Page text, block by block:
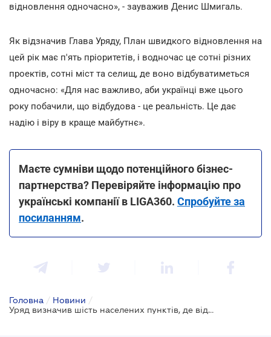
відновлення одночасно», - зауважив Денис Шмигаль.
Як відзначив Глава Уряду, План швидкого відновлення на
цей рік має п'ять пріоритетів, і водночас це сотні різних
проектів, сотні міст та селищ, де воно відбуватиметься
одночасно: «Для нас важливо, аби українці вже цього
року побачили, що відбудова - це реальність. Це дає
надію і віру в краще майбутнє».
Маєте сумніви щодо потенційного бізнес-
партнерства? Перевіряйте інформацію про
українські компанії в LIGA360. Спробуйте за
посиланням.
Головна / Новини /
Уряд визначив шість населених пунктів, де відбуватиметься комплексне відновлення